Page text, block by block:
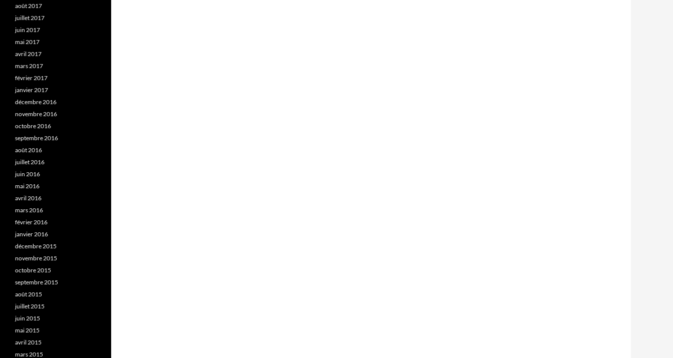
août 2017
juillet 2017
juin 2017
mai 2017
avril 2017
mars 2017
février 2017
janvier 2017
décembre 2016
novembre 2016
octobre 2016
septembre 2016
août 2016
juillet 2016
juin 2016
mai 2016
avril 2016
mars 2016
février 2016
janvier 2016
décembre 2015
novembre 2015
octobre 2015
septembre 2015
août 2015
juillet 2015
juin 2015
mai 2015
avril 2015
mars 2015